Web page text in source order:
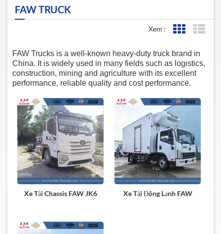
FAW TRUCK
Xem : Lưới xem
FAW Trucks is a well-known heavy-duty truck brand in
China. It is widely used in many fields such as logistics,
construction, mining and agriculture with its excellent
performance, reliable quality and cost performance.
Xe Tải Chassis FAW JK6 Xe Tải Đông Lạnh FAW